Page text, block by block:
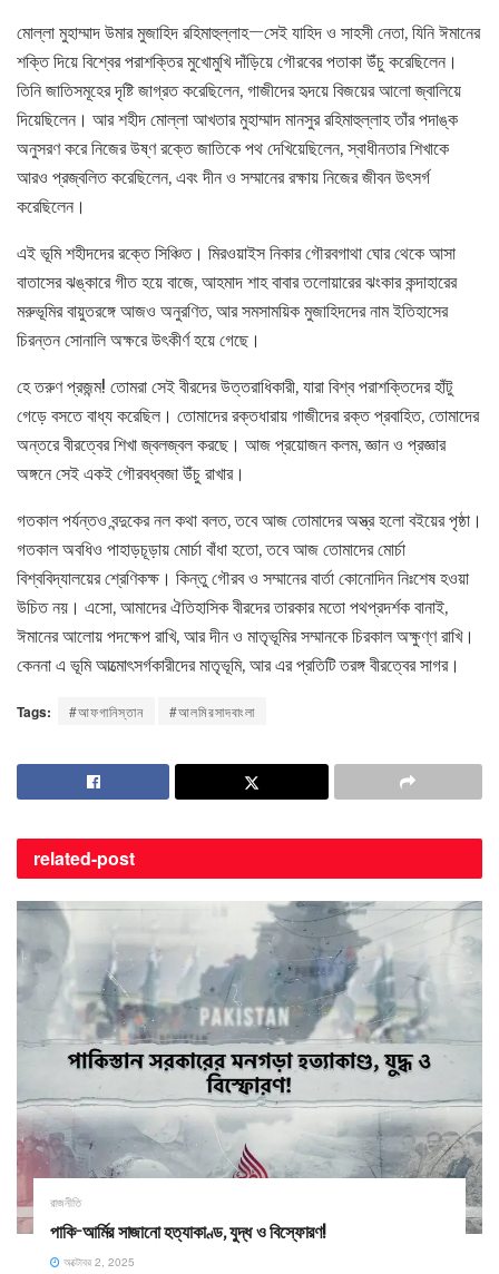
মোল্লা মুহাম্মাদ উমার মুজাহিদ রহিমাহুল্লাহ—সেই যাহিদ ও সাহসী নেতা, যিনি ঈমানের
শক্তি দিয়ে বিশ্বের পরাশক্তির মুখোমুখি দাঁড়িয়ে গৌরবের পতাকা উঁচু করেছিলেন।
তিনি জাতিসমূহের দৃষ্টি জাগ্রত করেছিলেন, গাজীদের হৃদয়ে বিজয়ের আলো জ্বালিয়ে
দিয়েছিলেন। আর শহীদ মোল্লা আখতার মুহাম্মাদ মানসুর রহিমাহুল্লাহ তাঁর পদাঙ্ক
অনুসরণ করে নিজের উষ্ণ রক্তে জাতিকে পথ দেখিয়েছিলেন, স্বাধীনতার শিখাকে
আরও প্রজ্বলিত করেছিলেন, এবং দীন ও সম্মানের রক্ষায় নিজের জীবন উৎসর্গ
করেছিলেন।
এই ভূমি শহীদদের রক্তে সিঞ্চিত। মিরওয়াইস নিকার গৌরবগাথা ঘোর থেকে আসা
বাতাসের ঝঙ্কারে গীত হয়ে বাজে, আহমাদ শাহ বাবার তলোয়ারের ঝংকার কন্দাহারের
মরুভূমির বায়ুতরঙ্গে আজও অনুরণিত, আর সমসাময়িক মুজাহিদদের নাম ইতিহাসের
চিরন্তন সোনালি অক্ষরে উৎকীর্ণ হয়ে গেছে।
হে তরুণ প্রজন্ম! তোমরা সেই বীরদের উত্তরাধিকারী, যারা বিশ্ব পরাশক্তিদের হাঁটু
গেড়ে বসতে বাধ্য করেছিল। তোমাদের রক্তধারায় গাজীদের রক্ত প্রবাহিত, তোমাদের
অন্তরে বীরত্বের শিখা জ্বলজ্বল করছে। আজ প্রয়োজন কলম, জ্ঞান ও প্রজ্ঞার
অঙ্গনে সেই একই গৌরবধ্বজা উঁচু রাখার।
গতকাল পর্যন্তও বন্দুকের নল কথা বলত, তবে আজ তোমাদের অস্ত্র হলো বইয়ের পৃষ্ঠা।
গতকাল অবধিও পাহাড়চূড়ায় মোর্চা বাঁধা হতো, তবে আজ তোমাদের মোর্চা
বিশ্ববিদ্যালয়ের শ্রেণিকক্ষ। কিন্তু গৌরব ও সম্মানের বার্তা কোনোদিন নিঃশেষ হওয়া
উচিত নয়। এসো, আমাদের ঐতিহাসিক বীরদের তারকার মতো পথপ্রদর্শক বানাই,
ঈমানের আলোয় পদক্ষেপ রাখি, আর দীন ও মাতৃভূমির সম্মানকে চিরকাল অক্ষুণ্ণ রাখি।
কেননা এ ভূমি আত্মোৎসর্গকারীদের মাতৃভূমি, আর এর প্রতিটি তরঙ্গ বীরত্বের সাগর।
Tags: #আফগানিস্তান #আলমিরসাদবাংলা
related-post
রাজনীতি
পাকি-আর্মির সাজানো হত্যাকাণ্ড, যুদ্ধ ও বিস্ফোরণ!
অক্টোবর 2, 2025